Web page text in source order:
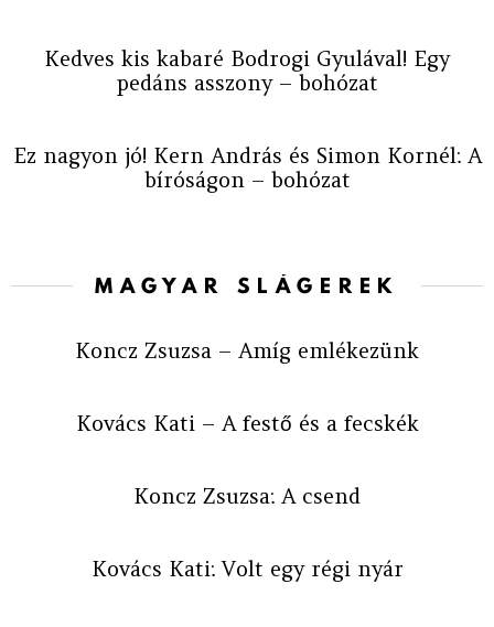
Kedves kis kabaré Bodrogi Gyulával! Egy
pedáns asszony – bohózat
Ez nagyon jó! Kern András és Simon Kornél: A
bíróságon – bohózat
MAGYAR SLÁGEREK
Koncz Zsuzsa – Amíg emlékezünk
Kovács Kati – A festő és a fecskék
Koncz Zsuzsa: A csend
Kovács Kati: Volt egy régi nyár